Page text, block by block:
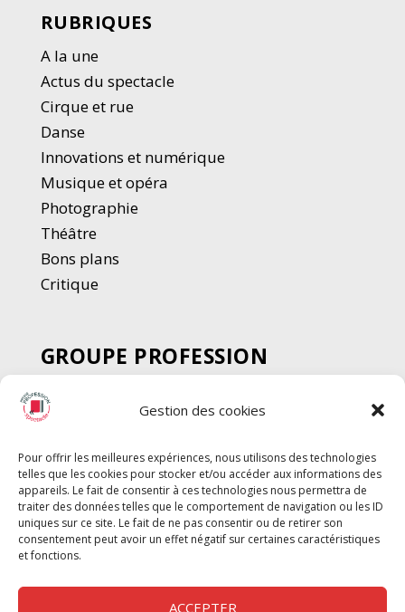
Gestion des cookies
Pour offrir les meilleures expériences, nous utilisons des technologies
telles que les cookies pour stocker et/ou accéder aux informations des
appareils. Le fait de consentir à ces technologies nous permettra de
traiter des données telles que le comportement de navigation ou les ID
uniques sur ce site. Le fait de ne pas consentir ou de retirer son
consentement peut avoir un effet négatif sur certaines caractéristiques
et fonctions.
ACCEPTER
RUBRIQUES
A la une
Actus du spectacle
Cirque et rue
Danse
Innovations et numérique
Musique et opéra
Photographie
Théâtre
Bons plans
Critique
GROUPE PROFESSION
SPECTACLE
Chèque Intermittents
Chèque Compta
Chèque Emploi Spectacle
G-Pods
Profession Audio-visuel